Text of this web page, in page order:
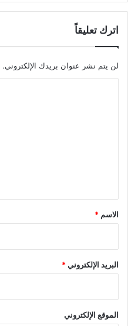
اترك تعليقاً
لن يتم نشر عنوان بريدك الإلكتروني.
*
الاسم *
البريد الإلكتروني*
الموقع الإلكتروني